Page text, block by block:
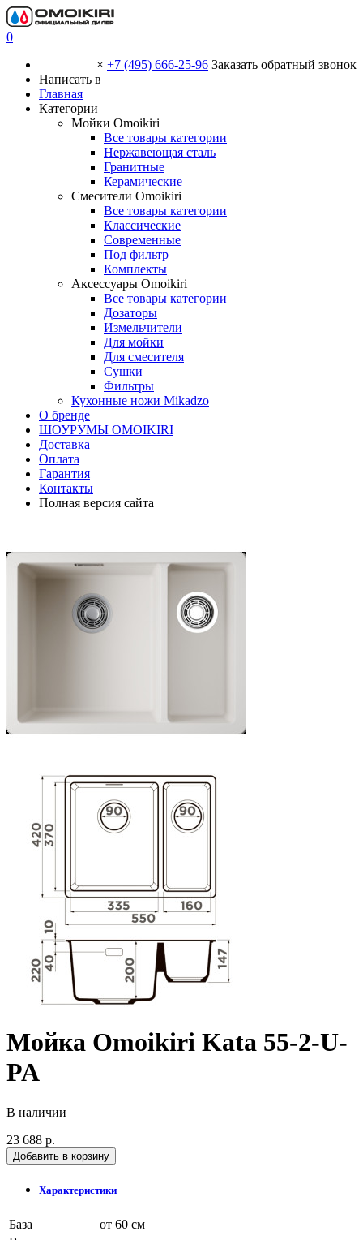
0
× +7 (495) 666-25-96 Заказать обратный звонок
Написать в
Главная
Категории
Мойки Omoikiri
Все товары категории
Нержавеющая сталь
Гранитные
Керамические
Смесители Omoikiri
Все товары категории
Классические
Современные
Под фильтр
Комплекты
Аксессуары Omoikiri
Все товары категории
Дозаторы
Измельчители
Для мойки
Для смесителя
Сушки
Фильтры
Кухонные ножи Mikadzo
О бренде
ШОУРУМЫ OMOIKIRI
Доставка
Оплата
Гарантия
Контакты
Полная версия сайта
Мойка Omoikiri Kata 55-2-U-
PA
В наличии
23 688 р.
Добавить в корзину
Характеристики
База
от 60 см